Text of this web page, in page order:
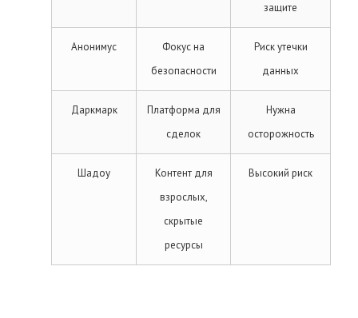
защите
Анонимус
Фокус на
безопасности
Риск утечки
данных
Даркмарк
Платформа для
сделок
Нужна
осторожность
Шадоу
Контент для
взрослых,
скрытые
ресурсы
Высокий риск